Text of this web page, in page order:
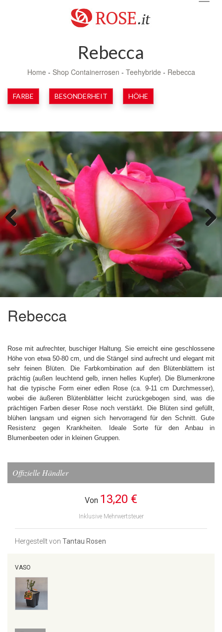
Rebecca
Home - Shop Containerrosen - Teehybride - Rebecca
FARBE BESONDERHEIT HÖHE
Previous
Rebecca
Rose mit aufrechter, buschiger Haltung. Sie erreicht eine geschlossene
Höhe von etwa 50-80 cm, und die Stängel sind aufrecht und elegant mit
sehr feinen Blüten. Die Farbkombination auf den Blütenblättern ist
prächtig (außen leuchtend gelb, innen helles Kupfer). Die Blumenkrone
hat die typische Form einer edlen Rose (ca. 9-11 cm Durchmesser),
wobei die äußeren Blütenblätter leicht zurückgebogen sind, was die
prächtigen Farben dieser Rose noch verstärkt. Die Blüten sind gefüllt,
blühen langsam und eignen sich hervorragend für den Schnitt. Gute
Resistenz gegen Krankheiten. Ideale Sorte für den Anbau in
Blumenbeeten oder in kleinen Gruppen.
Offizielle Händler
Von 13,20 €
Inklusive Mehrwertsteuer
Hergestellt von Tantau Rosen
VASO